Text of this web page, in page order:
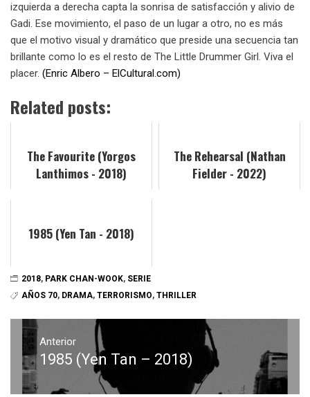
izquierda a derecha capta la sonrisa de satisfacción y alivio de
Gadi. Ese movimiento, el paso de un lugar a otro, no es más
que el motivo visual y dramático que preside una secuencia tan
brillante como lo es el resto de The Little Drummer Girl. Viva el
placer. (Enric Albero – ElCultural.com)
Related posts:
The Favourite (Yorgos
Lanthimos - 2018)
The Rehearsal (Nathan
Fielder - 2022)
1985 (Yen Tan - 2018)
2018, PARK CHAN-WOOK, SERIE
AÑOS 70, DRAMA, TERRORISMO, THRILLER
Navegación
de
entradas
Anterior
Entrada
1985 (Yen Tan – 2018)